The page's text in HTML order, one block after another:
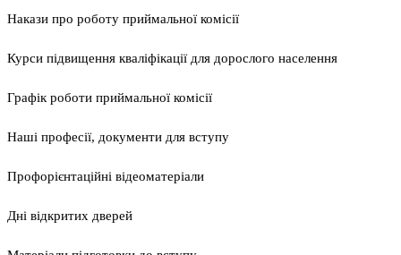
Накази про роботу приймальної комісії
Курси підвищення кваліфікації для дорослого населення
Графік роботи приймальної комісії
Наші професії, документи для вступу
Профорієнтаційні відеоматеріали
Дні відкритих дверей